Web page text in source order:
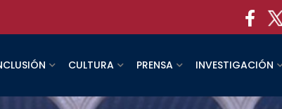
CULTURA PRENSA INVESTIGACIÓN